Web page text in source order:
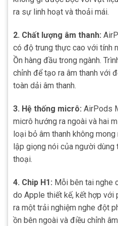
ra sự linh hoạt và thoải mái.
2. Chất lượng âm thanh:
có độ trung thực cao với tính
Ồn hàng đầu trong ngành.
chỉnh để tạo ra âm thanh với
toàn dải âm thanh.
3. Hệ thống micrô: AirPods
micrô hướng ra ngoài và hai
loại bỏ âm thanh không
lập giọng nói của người dùng
thoại.
4. Chip H1: Mỗi bên tai nghe
do Apple thiết kế, kết hợp với
ra một trải nghiệm nghe đột
ồn bên ngoài và điều chỉnh